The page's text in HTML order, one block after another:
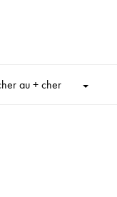
au + cher